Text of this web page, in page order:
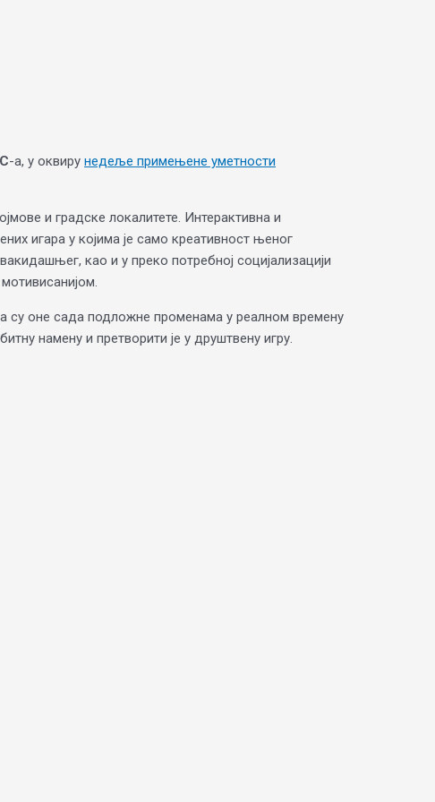
-а, у оквиру недеље примењене уметности
и градске локалитете. Интерактивна и
игара у којима је само креативност њеног
као и у преко потребној социјализацији
су оне сада подложне променама у реалном времену
намену и претворити је у друштвену игру.